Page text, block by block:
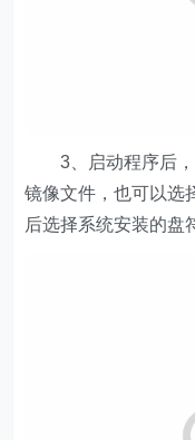
3、启动程序后，
镜像文件，也可以选
后选择系统安装的盘